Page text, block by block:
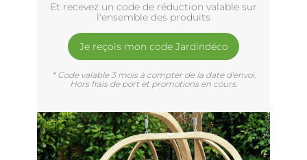
Et recevez un code de réduction valable sur
l'ensemble des produits
Je reçois mon code Jardindéco
* Code valable 3 mois à compter de la date d'envoi.
Hors frais de port et promotions en cours.